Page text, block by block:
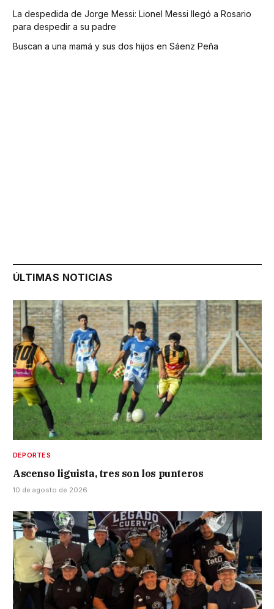
La despedida de Jorge Messi: Lionel Messi llegó a Rosario
para despedir a su padre
Buscan a una mamá y sus dos hijos en Sáenz Peña
ÚLTIMAS NOTICIAS
DEPORTES
Ascenso liguista, tres son los punteros
10 de agosto de 2026